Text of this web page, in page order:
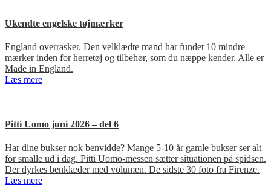
Ukendte engelske tøjmærker
England overrasker. Den velklædte mand har fundet 10 mindre
mærker inden for herretøj og tilbehør, som du næppe kender. Alle er
Made in England.
Læs mere
Pitti Uomo juni 2026 – del 6
Har dine bukser nok benvidde? Mange 5-10 år gamle bukser ser alt
for smalle ud i dag. Pitti Uomo-messen sætter situationen på spidsen.
Der dyrkes benklæder med volumen. De sidste 30 foto fra Firenze.
Læs mere